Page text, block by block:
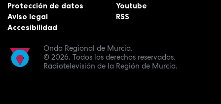
Onda Regional de Murcia.
© 2026. Todos los derechos reservados.
Radiotelevisión de la Región de Murcia.
Protección de datos
Aviso legal
Accesibilidad
Youtube
RSS